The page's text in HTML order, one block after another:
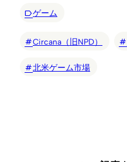
ゲーム
Circana（旧NPD）
北米ゲーム市場